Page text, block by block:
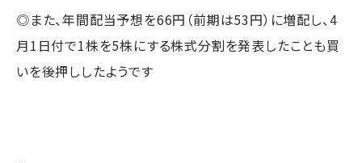
◎また、年間配当予想を66円（前期は53円）に増配し、4
月1日付で1株を5株にする株式分割を発表したことも買
いを後押ししたようです